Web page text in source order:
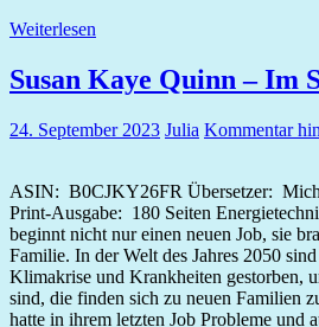
Weiterlesen
Susan Kaye Quinn – Im
24. September 2023 Julia Kommentar
ASIN: ‎ B0CJKY26FR Übersetzer‏: ‎ Michael Drecker Seitenzahl der
Print-Ausgabe: ‎ 180 Seiten
beginnt nicht nur einen neuen Job, sie
Familie. In der Welt des Jahres 2050
Klimakrise und Krankheiten gestorben,
sind, die finden sich zu neuen Familien
hatte in ihrem letzten Job Probleme und